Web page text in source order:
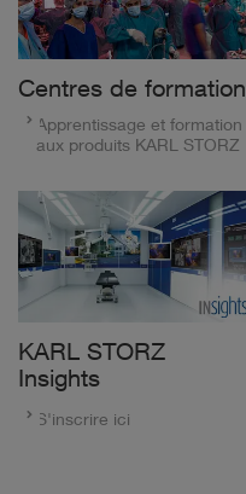
Centres de formation
Apprentissage et formation
aux produits KARL STORZ
KARL STORZ
Insights
S'inscrire ici